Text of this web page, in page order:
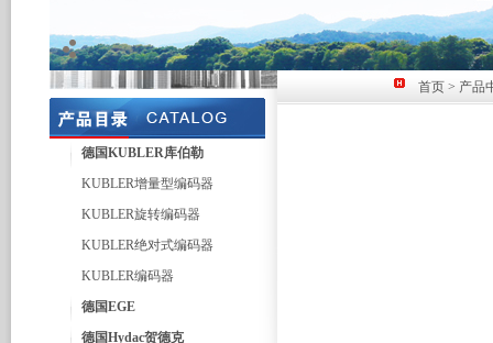
德国KUBLER库伯勒
KUBLER增量型编码器
KUBLER旋转编码器
KUBLER绝对式编码器
KUBLER编码器
德国EGE
德国Hydac贺德克
首页 > 产品